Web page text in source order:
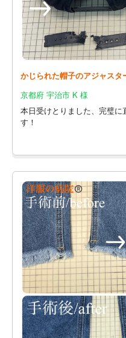
かじられた帽子のアジャスタ
京都府 宇治市 K 様
本日受けとりました、完璧に
す！